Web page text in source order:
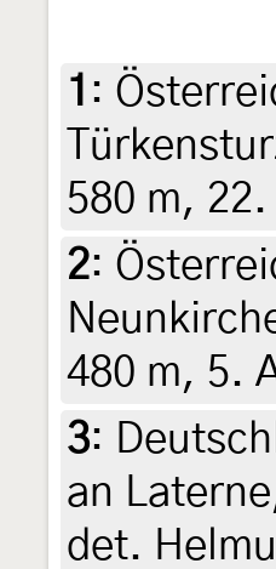
1 :
580 m,
2:
480 m, 5.
3:
an
det.